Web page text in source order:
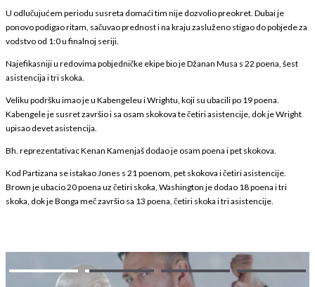
U odlučujućem periodu susreta domaći tim nije dozvolio preokret. Dubai je
ponovo podigao ritam, sačuvao prednost i na kraju zasluženo stigao do pobjede za
vodstvo od 1:0 u finalnoj seriji.
Najefikasniji u redovima pobjedničke ekipe bio je Džanan Musa s 22 poena, šest
asistencija i tri skoka.
Veliku podršku imao je u Kabengeleu i Wrightu, koji su ubacili po 19 poena.
Kabengele je susret završio i sa osam skokova te četiri asistencije, dok je Wright
upisao devet asistencija.
Bh. reprezentativac Kenan Kamenjaš dodao je osam poena i pet skokova.
Kod Partizana se istakao Jones s 21 poenom, pet skokova i četiri asistencije.
Brown je ubacio 20 poena uz četiri skoka, Washington je dodao 18 poena i tri
skoka, dok je Bonga meč završio sa 13 poena, četiri skoka i tri asistencije.